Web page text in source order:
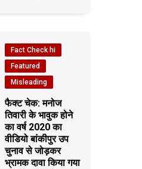
Fact Check hi
Featured
Misleading
फैक्ट चेक: मनोज
तिवारी के भावुक होने
का वर्ष 2020 का
वीडियो बांकीपुर उप
चुनाव से जोड़कर
भ्रामक दावा किया गया